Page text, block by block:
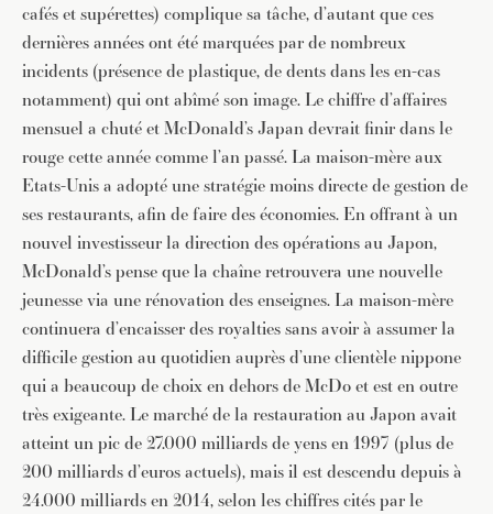
cafés et supérettes) complique sa tâche, d’autant que ces
dernières années ont été marquées par de nombreux
incidents (présence de plastique, de dents dans les en-cas
notamment) qui ont abîmé son image. Le chiffre d’affaires
mensuel a chuté et McDonald’s Japan devrait finir dans le
rouge cette année comme l’an passé. La maison-mère aux
Etats-Unis a adopté une stratégie moins directe de gestion de
ses restaurants, afin de faire des économies. En offrant à un
nouvel investisseur la direction des opérations au Japon,
McDonald’s pense que la chaîne retrouvera une nouvelle
jeunesse via une rénovation des enseignes. La maison-mère
continuera d’encaisser des royalties sans avoir à assumer la
difficile gestion au quotidien auprès d’une clientèle nippone
qui a beaucoup de choix en dehors de McDo et est en outre
très exigeante. Le marché de la restauration au Japon avait
atteint un pic de 27.000 milliards de yens en 1997 (plus de
200 milliards d’euros actuels), mais il est descendu depuis à
24.000 milliards en 2014, selon les chiffres cités par le